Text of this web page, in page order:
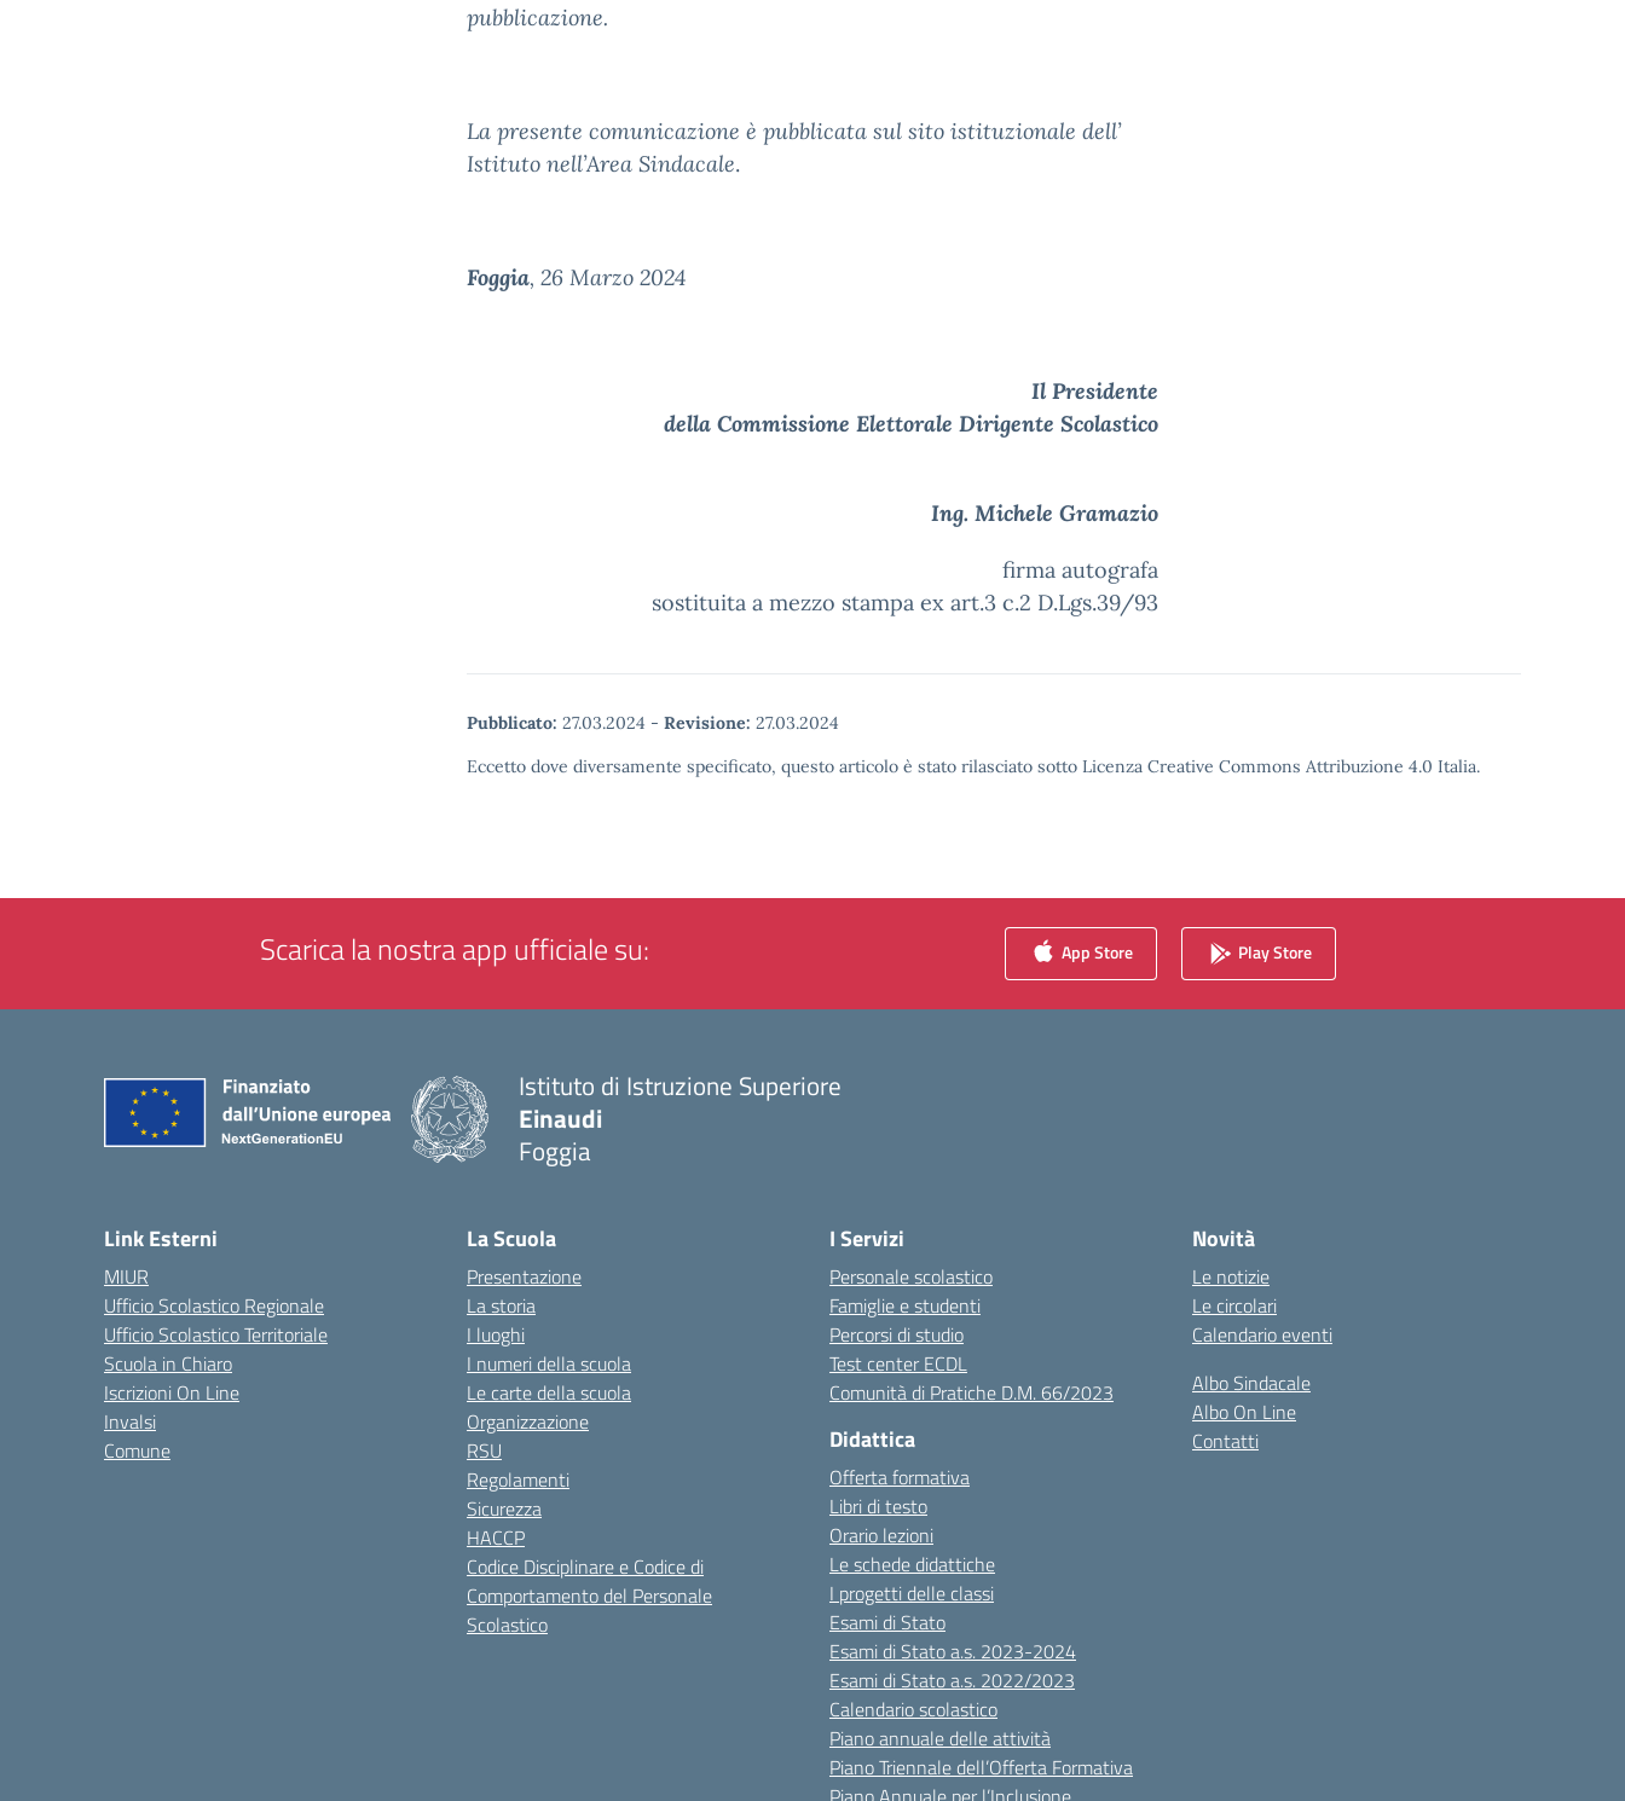
pubblicazione.
La presente comunicazione è pubblicata sul sito istituzionale dell’
Istituto nell’Area Sindacale.
Foggia, 26 Marzo 2024
Il Presidente
della Commissione Elettorale Dirigente Scolastico
Ing. Michele Gramazio
firma autografa
sostituita a mezzo stampa ex art.3 c.2 D.Lgs.39/93
Pubblicato: 27.03.2024 - Revisione: 27.03.2024
Eccetto dove diversamente specificato, questo articolo è stato rilasciato sotto Licenza Creative Commons Attribuzione 4.0 Italia.
Scarica la nostra app ufficiale su: App Store Play Store
Istituto di Istruzione Superiore
Einaudi
Foggia
Link Esterni
MIUR
Ufficio Scolastico Regionale
Ufficio Scolastico Territoriale
Scuola in Chiaro
Iscrizioni On Line
Invalsi
Comune
La Scuola
Presentazione
La storia
I luoghi
I numeri della scuola
Le carte della scuola
Organizzazione
RSU
Regolamenti
Sicurezza
HACCP
Codice Disciplinare e Codice di
Comportamento del Personale
Scolastico
I Servizi
Personale scolastico
Famiglie e studenti
Percorsi di studio
Test center ECDL
Comunità di Pratiche D.M. 66/2023
Didattica
Offerta formativa
Libri di testo
Orario lezioni
Le schede didattiche
I progetti delle classi
Esami di Stato
Esami di Stato a.s. 2023-2024
Esami di Stato a.s. 2022/2023
Calendario scolastico
Piano annuale delle attività
Piano Triennale dell’Offerta Formativa
Novità
Le notizie
Le circolari
Calendario eventi
Albo Sindacale
Albo On Line
Contatti